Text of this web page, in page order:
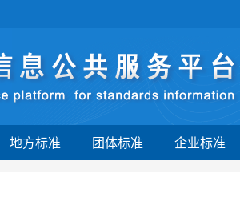
地方标准 团体标准 企业标准